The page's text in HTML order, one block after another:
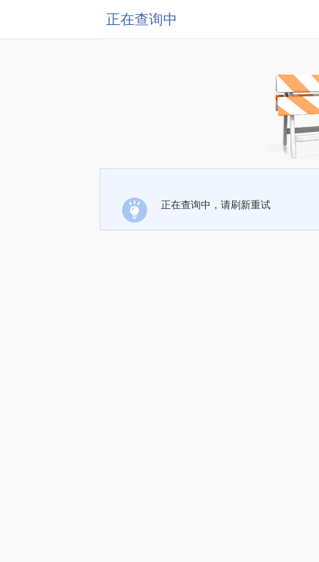
正在查询中
正在查询中，请刷新重试